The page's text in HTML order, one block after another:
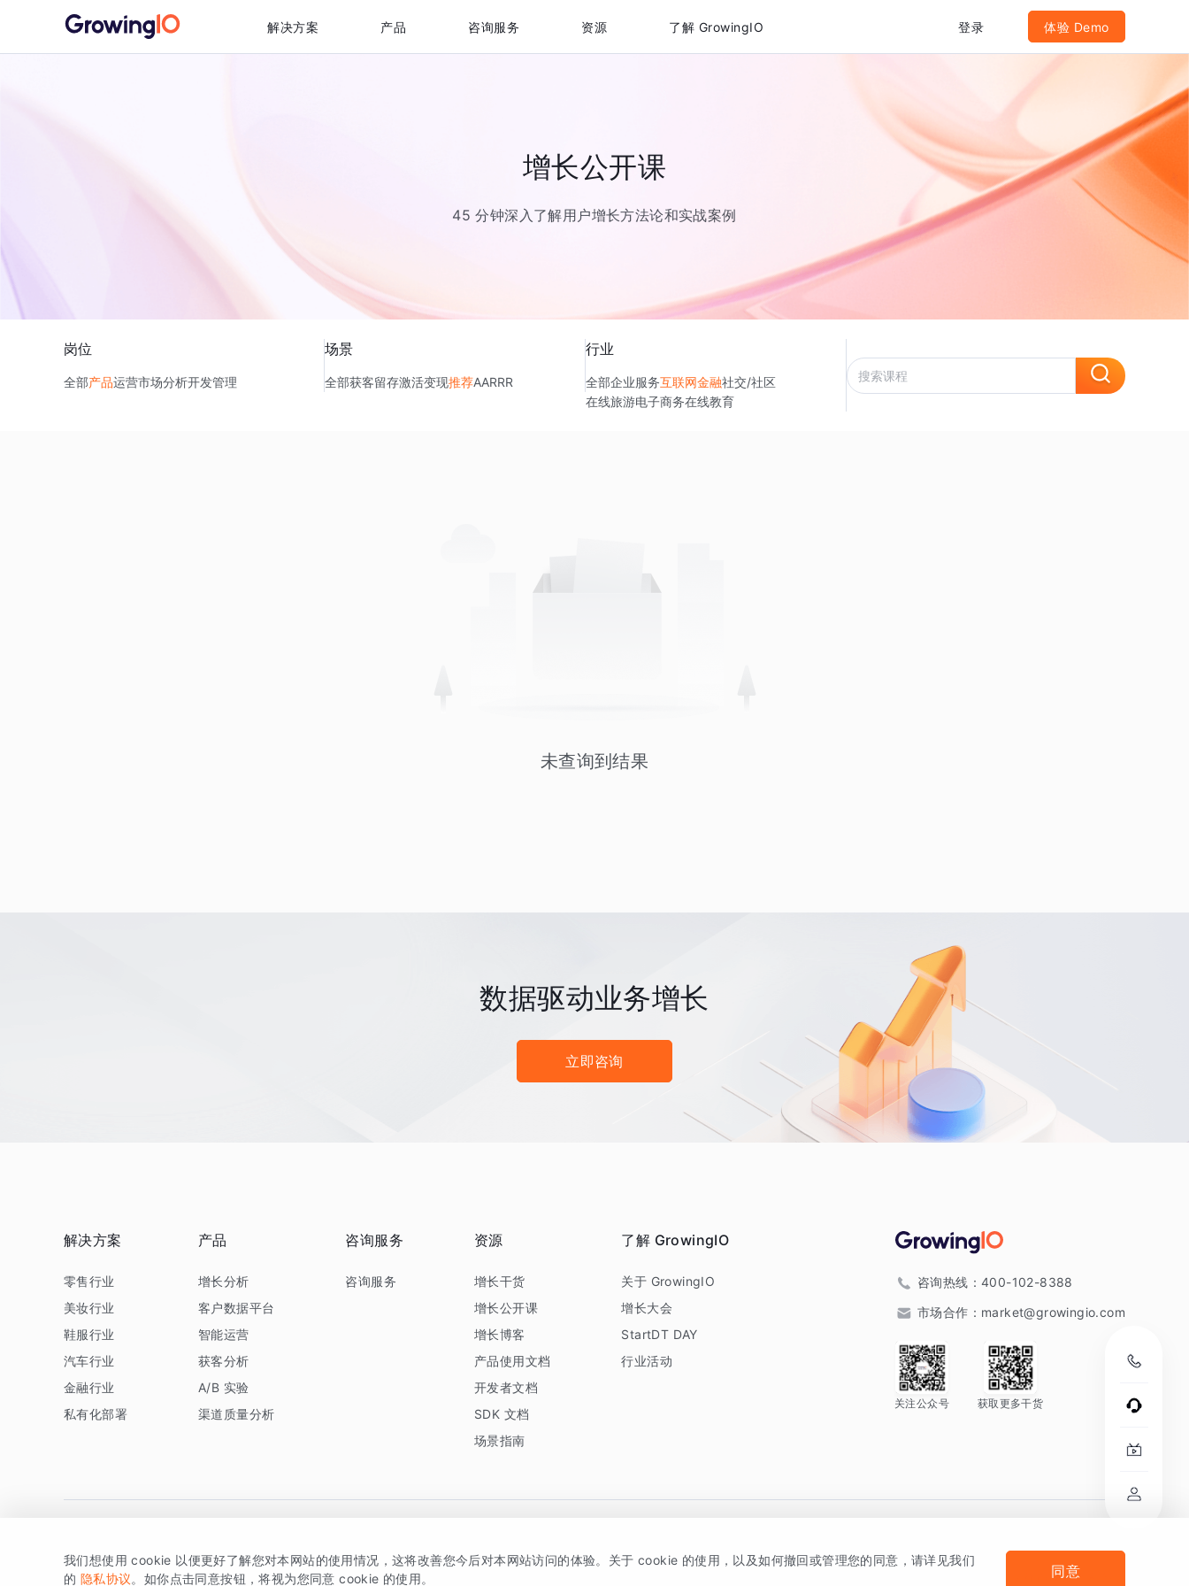
解决方案 产品 咨询服务 资源 了解 GrowingIO 登录 体验 Demo
增长公开课
45 分钟深入了解用户增长方法论和实战案例
岗位
全部产品运营市场分析开发管理
场景
全部获客留存激活变现推荐AARRR
行业
全部企业服务互联网金融社交/社区
在线旅游电子商务在线教育
未查询到结果
数据驱动业务增长
立即咨询
解决方案
零售行业
美妆行业
鞋服行业
汽车行业
金融行业
私有化部署
产品
增长分析
客户数据平台
智能运营
获客分析
A/B 实验
渠道质量分析
咨询服务
咨询服务
资源
增长干货
增长公开课
增长博客
产品使用文档
开发者文档
SDK 文档
场景指南
了解 GrowingIO
关于 GrowingIO
增长大会
StartDT DAY
行业活动
咨询热线： 400-102-8388
市场合作： market@growingio.com
关注公众号 获取更多干货
版权所有 © 北京易数科技有限公司SDK相关说明 京ICP备15038330号 法律声明及隐私条款
我们想使用 cookie 以便更好了解您对本网站的使用情况，这将改善您今后对本网站访问的体验。关于 cookie 的使用，以及如何撤回或管理您的同意，请详见我们
的 隐私协议。如你点击同意按钮，将视为您同意 cookie 的使用。 同意